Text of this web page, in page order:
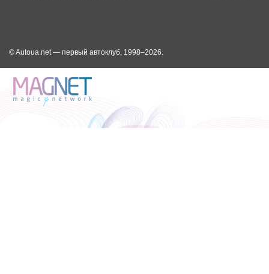
© Autoua.net — первый автоклуб, 1998–2026.